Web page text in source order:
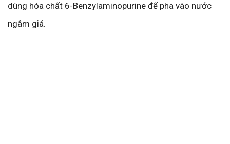
dùng hóa chất 6-Benzylaminopurine để pha vào nước
ngâm giá.